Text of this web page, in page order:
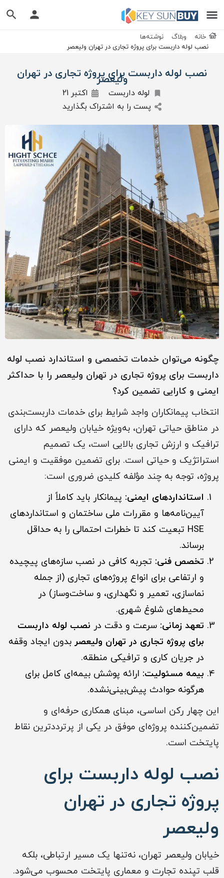
خانه وبلاگ
نوشته‌ها
نصب لوله داربست برای پروژه‌ تجاری در تهران ولیعصر
نصب لوله داربست برای پروژه‌ تجاری در تهران
ولیعصر
لوله داربست
اکتبر 21
پست را به اشتراک بگذارید
چگونه می‌توان خدمات تخصصی و استاندارد نصب لوله
داربست برای پروژه‌ تجاری در تهران ولیعصر را با حداکثر
ایمنی و کارایی تضمین کرد؟
انتخاب پیمانکاران واجد شرایط برای خدمات داربست‌بندی
در مناطق حیاتی تهران، به‌ویژه خیابان ولیعصر که دارای
ترافیک و ارزش تجاری بالایی است، یک تصمیم
استراتژیک و حیاتی است. برای تضمین موفقیت و ایمنی
پروژه، توجه به چند مؤلفه کلیدی ضروری است:
استانداردهای ایمنی: پیمانکار باید کاملاً از
آیین‌نامه‌ها و مقررات ملی ساختمان و استانداردهای
HSE تبعیت کند تا خطرات احتمالی را به حداقل
برساند.
تخصص فنی: تجربه کافی در نصب سازه‌های پیچیده
و ارتفاعی برای انواع پروژه‌های تجاری (از جمله
نماسازی، تعمیر و نگهداری، و ساخت‌وساز) در
محیط‌های شلوغ شهری.
تعهد زمانی: سرعت و دقت در نصب لوله داربست
برای پروژه‌ تجاری در تهران ولیعصر بدون ایجاد وقفه
در جریان کاری و ترافیکی منطقه.
بیمه مسئولیت: ارائه پوشش بیمه‌ای کامل برای
هرگونه حوادث پیش‌بینی‌نشده.
این چهار رکن اساسی، مبنای همکاری حرفه‌ای و
تضمین‌کننده پروژه‌ای موفق در یکی از پرترددترین نقاط
پایتخت است.
نصب لوله داربست برای
پروژه‌ تجاری در تهران
ولیعصر
خیابان ولیعصر تهران، نه‌تنها یک مسیر ارتباطی، بلکه
قلب تپنده تجارت و معماری پایتخت محسوب می‌شود.